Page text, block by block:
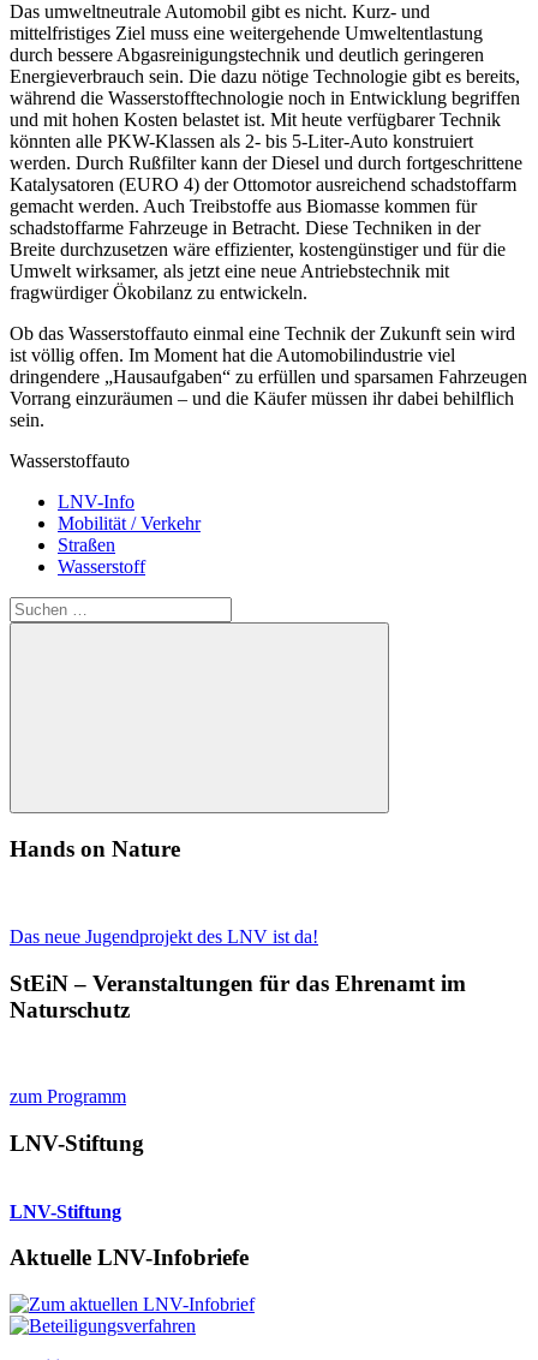
Das umweltneutrale Automobil gibt es nicht. Kurz- und
mittelfristiges Ziel muss eine weitergehende Umweltentlastung
durch bessere Abgasreinigungstechnik und deutlich geringeren
Energieverbrauch sein. Die dazu nötige Technologie gibt es bereits,
während die Wasserstofftechnologie noch in Entwicklung begriffen
und mit hohen Kosten belastet ist. Mit heute verfügbarer Technik
könnten alle PKW-Klassen als 2- bis 5-Liter-Auto konstruiert
werden. Durch Rußfilter kann der Diesel und durch fortgeschrittene
Katalysatoren (EURO 4) der Ottomotor ausreichend schadstoffarm
gemacht werden. Auch Treibstoffe aus Biomasse kommen für
schadstoffarme Fahrzeuge in Betracht. Diese Techniken in der
Breite durchzusetzen wäre effizienter, kostengünstiger und für die
Umwelt wirksamer, als jetzt eine neue Antriebstechnik mit
fragwürdiger Ökobilanz zu entwickeln.
Ob das Wasserstoffauto einmal eine Technik der Zukunft sein wird
ist völlig offen. Im Moment hat die Automobilindustrie viel
dringendere „Hausaufgaben“ zu erfüllen und sparsamen Fahrzeugen
Vorrang einzuräumen – und die Käufer müssen ihr dabei behilflich
sein.
Wasserstoffauto
LNV-Info
Mobilität / Verkehr
Straßen
Wasserstoff
Suchen
nach:
Suchen
Hands on Nature
Das neue Jugendprojekt des LNV ist da!
StEiN – Veranstaltungen für das Ehrenamt im
Naturschutz
zum Programm
LNV-Stiftung
LNV-Stiftung
Aktuelle LNV-Infobriefe